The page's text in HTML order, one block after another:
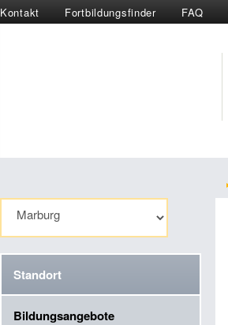
Kontakt Fortbildungsfinder FAQ
Standort
Bildungsangebote